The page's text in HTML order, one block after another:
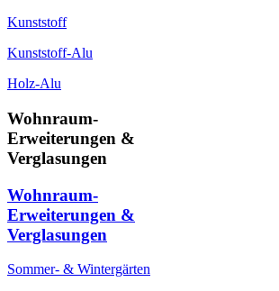
Kunststoff
Kunststoff-Alu
Holz-Alu
Wohnraum-
Erweiterungen &
Verglasungen
Wohnraum-
Erweiterungen &
Verglasungen
Sommer- & Wintergärten